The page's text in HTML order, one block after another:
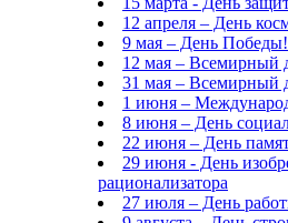
12 апреля – День
9 мая – День Победы!
12 мая – Всемирный
31 мая – Всемирный
1 июня –
8 июня – День
22 июня – День
29 июня - День
рационализатора
27 июля – День